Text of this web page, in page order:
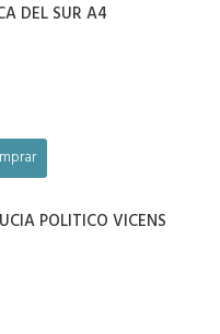
DEL SUR A4
POLITICO VICENS